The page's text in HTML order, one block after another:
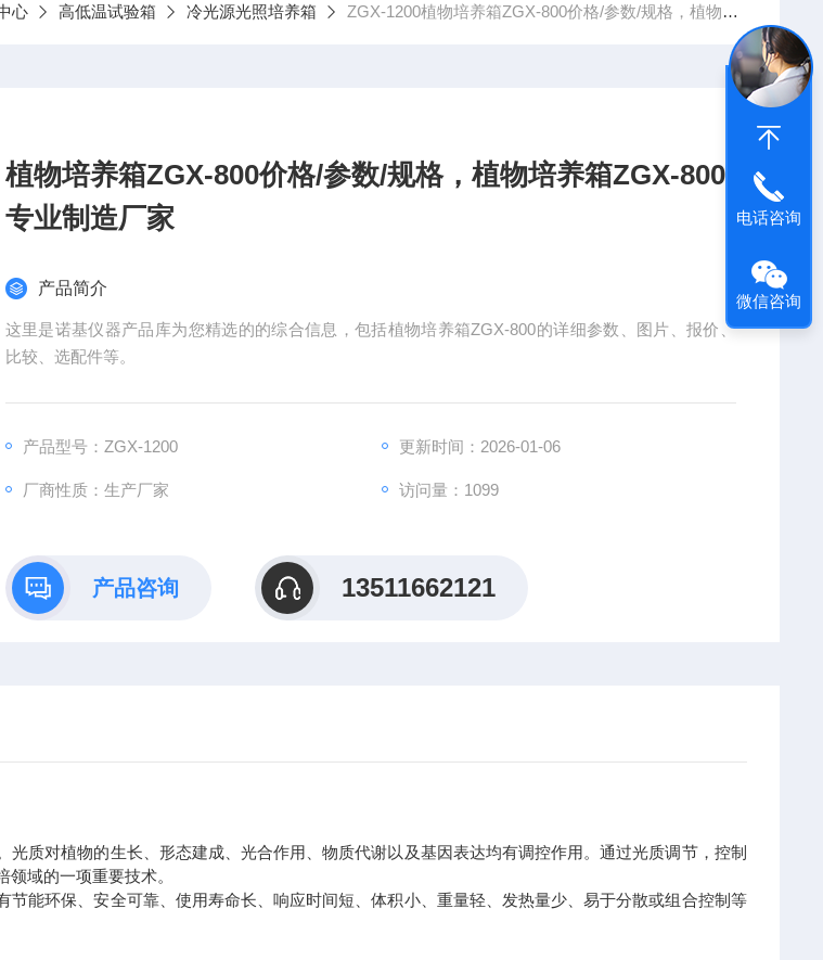
心 高低温试验箱 冷光源光照培养箱 ZGX-1200植物培养箱ZGX-800价格/参数/规格，植物培养箱ZGX-800专业制造厂家
植物培养箱ZGX-800价格/参数/规格，植物培养箱ZGX-800
专业制造厂家
产品简介
这里是诺基仪器产品库为您精选的的综合信息，包括植物培养箱ZGX-800的详细参数、图片、报价、
比较、选配件等。
产品型号：ZGX-1200 更新时间：2026-01-06
厂商性质：生产厂家 访问量：1099
产品咨询 13511662121
光质对植物的生长、形态建成、光合作用、物质代谢以及基因表达均有调控作用。通过光质调节，控制
域的一项重要技术。
节能环保、安全可靠、使用寿命长、响应时间短、体积小、重量轻、发热量少、易于分散或组合控制等
电话咨询
微信咨询